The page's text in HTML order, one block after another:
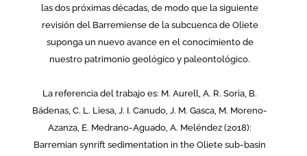
las dos próximas décadas, de modo que la siguiente
revisión del Barremiense de la subcuenca de Oliete
suponga un nuevo avance en el conocimiento de
nuestro patrimonio geológico y paleontológico.
La referencia del trabajo es: M. Aurell, A. R. Soria, B.
Bádenas, C. L. Liesa, J. I. Canudo, J. M. Gasca, M. Moreno‐
Azanza, E. Medrano‐Aguado, A. Meléndez (2018):
Barremian synrift sedimentation in the Oliete sub‐basin